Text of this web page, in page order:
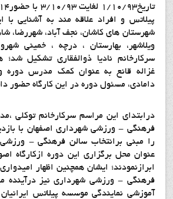
پیلاتس و افراد علاقه مند به آشنایی
شهرستان های کاشان، نجف آباد، شهررضا،
ویلاشهر، بهارستان ، درچه ، خمینی
سرکارخانم نادیا ذوالفقاری تشکیل شد؛
غزاله قانع به عنوان کمک مدرس دوره
دامادی، مسئول دوره در این کارگاه حضور
درابتدای این مراسم سرکارخانم توکلی
فرهنگی - ورزشی شهرداری اصفهان با
را مبنی برانتخاب سالن فرهنگی -
عنوان محل برگزاری این دوره ازکارگاه
ابرازنمودند؛ ایشان همچنین اظهار
فرهنگی - ورزشی شهرداری نیز درآینده
آموزشی نمایندگی موسسه پیلاتس